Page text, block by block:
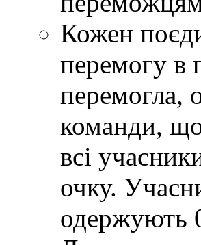
Кожен
перемогу в
перемогла,
команди, що
всі
очку.
одержують